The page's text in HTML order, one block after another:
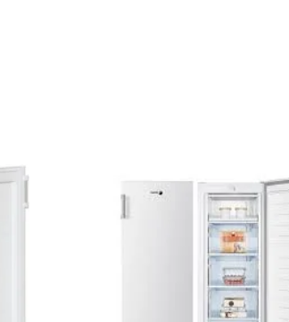
prix
actuel
initial
était :
459,00 €.